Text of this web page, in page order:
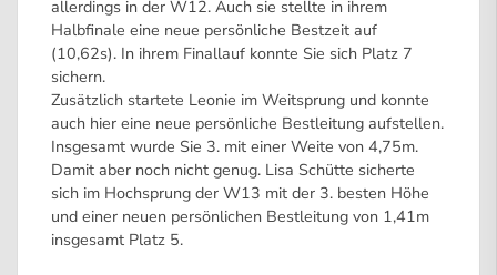
allerdings in der W12. Auch sie stellte in ihrem
Halbfinale eine neue persönliche Bestzeit auf
(10,62s). In ihrem Finallauf konnte Sie sich Platz 7
sichern.
Zusätzlich startete Leonie im Weitsprung und konnte
auch hier eine neue persönliche Bestleitung aufstellen.
Insgesamt wurde Sie 3. mit einer Weite von 4,75m.
Damit aber noch nicht genug. Lisa Schütte sicherte
sich im Hochsprung der W13 mit der 3. besten Höhe
und einer neuen persönlichen Bestleitung von 1,41m
insgesamt Platz 5.